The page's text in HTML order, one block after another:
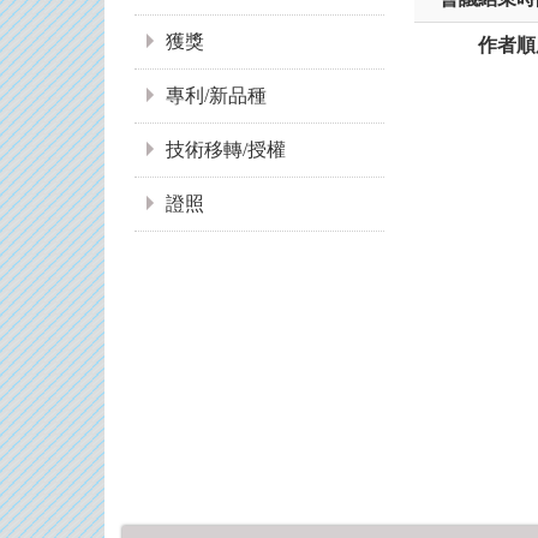
獲獎
專利/新品種
技術移轉/授權
證照
作者